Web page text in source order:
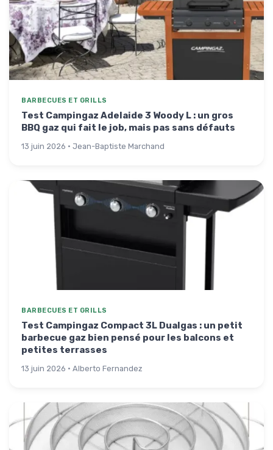
BARBECUES ET GRILLS
Test Campingaz Adelaide 3 Woody L : un gros
BBQ gaz qui fait le job, mais pas sans défauts
13 juin 2026 · Jean-Baptiste Marchand
BARBECUES ET GRILLS
Test Campingaz Compact 3L Dualgas : un petit
barbecue gaz bien pensé pour les balcons et
petites terrasses
13 juin 2026 · Alberto Fernandez